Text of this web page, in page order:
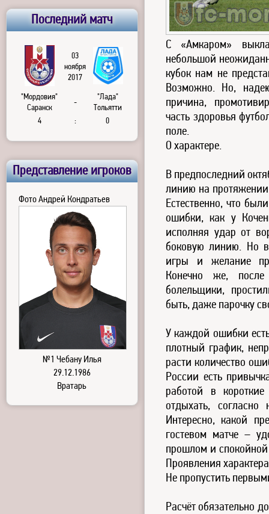
С «Амкаром»
небольшой
кубок нам не
Возможно. Но,
причина,
часть здоровья
поле.
О характере.
В предпоследний
линию на
Естественно, что
ошибки, как у
исполняя удар от
боковую линию. Но
игры и желание
Конечно же, после
болельщики,
быть, даже парочку
У каждой ошибки
плотный график,
расти количество
России есть
работой в
отдыхать,
Интересно, какой
гостевом матче –
прошлом и
Проявления
Не пропустить
Расчёт обязательно
Последний матч
03
ноября
2017
"Мордовия"
Саранск
-
"Лада"
Тольятти
4
: 0
Представление игроков
Фото Андрей Кондратьев
№1 Чебану Илья
29.12.1986
Вратарь